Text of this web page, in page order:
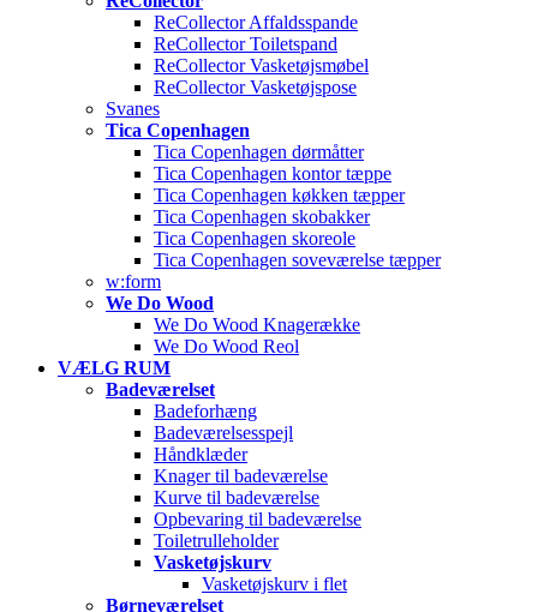
ReCollector Affaldsspande
ReCollector Toiletspand
ReCollector Vasketøjsmøbel
ReCollector Vasketøjspose
Svanes
Tica Copenhagen
Tica Copenhagen dørmåtter
Tica Copenhagen kontor tæppe
Tica Copenhagen køkken tæpper
Tica Copenhagen skobakker
Tica Copenhagen skoreole
Tica Copenhagen soveværelse tæpper
w:form
We Do Wood
We Do Wood Knagerække
We Do Wood Reol
VÆLG RUM
Badeværelset
Badeforhæng
Badeværelsesspejl
Håndklæder
Knager til badeværelse
Kurve til badeværelse
Opbevaring til badeværelse
Toiletrulleholder
Vasketøjskurv
Vasketøjskurv i flet
Børneværelset